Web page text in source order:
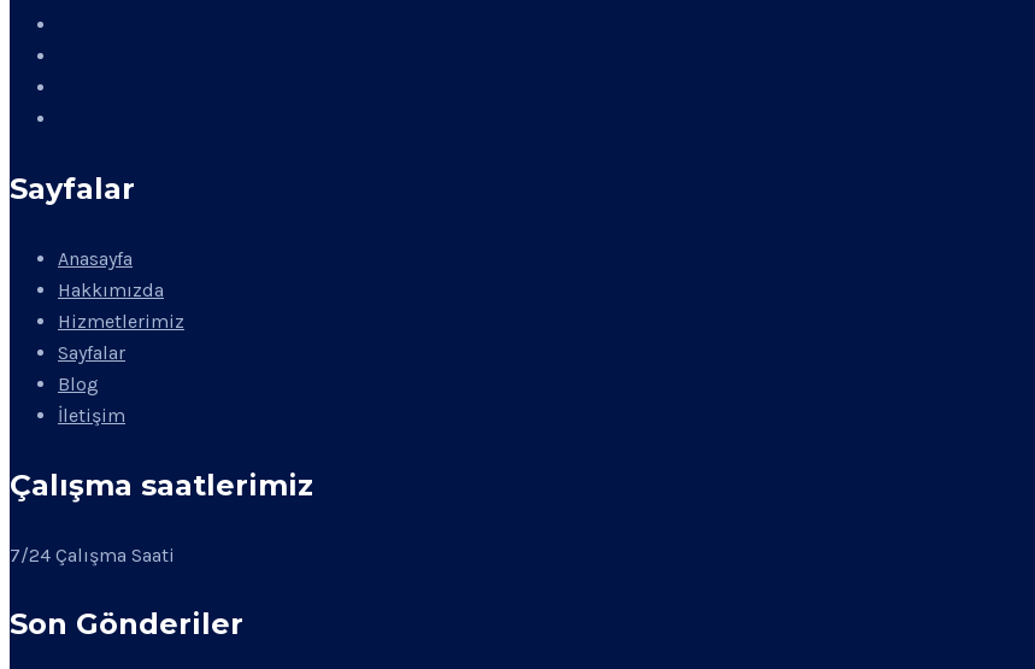
Sayfalar
Anasayfa
Hakkımızda
Hizmetlerimiz
Sayfalar
Blog
İletişim
Çalışma saatlerimiz
7/24 Çalışma Saati
Son Gönderiler